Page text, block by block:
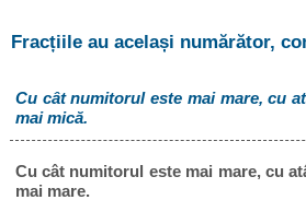
Fracțiile au același numărător,
Cu cât numitorul este mai mare, cu
mai mică.
Cu cât numitorul este mai mare, cu
mai mare.